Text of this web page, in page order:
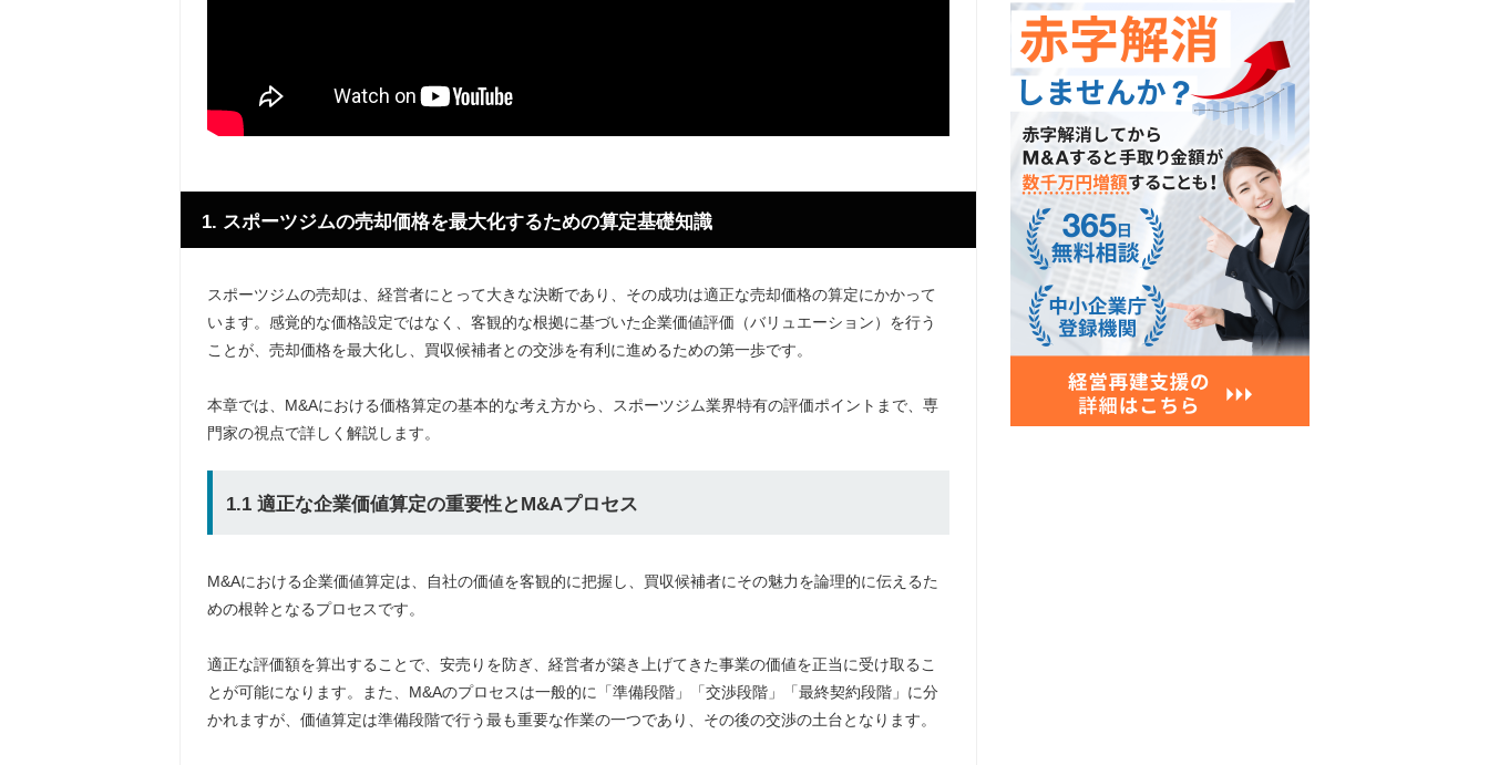
1. スポーツジムの売却価格を最大化するための算定基礎知識
スポーツジムの売却は、経営者にとって大きな決断であり、その成功は適正な売却価格の算定にかかって
います。感覚的な価格設定ではなく、客観的な根拠に基づいた企業価値評価（バリュエーション）を行う
ことが、売却価格を最大化し、買収候補者との交渉を有利に進めるための第一歩です。
本章では、M&Aにおける価格算定の基本的な考え方から、スポーツジム業界特有の評価ポイントまで、専
門家の視点で詳しく解説します。
1.1 適正な企業価値算定の重要性とM&Aプロセス
M&Aにおける企業価値算定は、自社の価値を客観的に把握し、買収候補者にその魅力を論理的に伝えるた
めの根幹となるプロセスです。
適正な評価額を算出することで、安売りを防ぎ、経営者が築き上げてきた事業の価値を正当に受け取るこ
とが可能になります。また、M&Aのプロセスは一般的に「準備段階」「交渉段階」「最終契約段階」に分
かれますが、価値算定は準備段階で行う最も重要な作業の一つであり、その後の交渉の土台となります。